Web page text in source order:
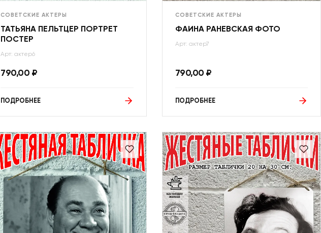
СОВЕТСКИЕ АКТЕРЫ
ТАТЬЯНА ПЕЛЬТЦЕР ПОРТРЕТ
ПОСТЕР
Арт: актер6
790,00 ₽
ПОДРОБНЕЕ
СОВЕТСКИЕ АКТЕРЫ
ФАИНА РАНЕВСКАЯ ФОТО
Арт: актер7
790,00 ₽
ПОДРОБНЕЕ